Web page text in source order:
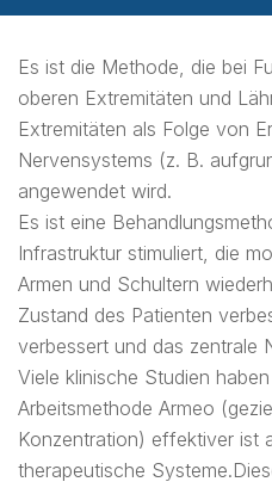
Es ist die Methode, die bei
oberen Extremitäten und
Extremitäten als Folge von
Nervensystems (z. B.
angewendet wird.
Es ist eine
Infrastruktur stimuliert, die
Armen und Schultern
Zustand des Patienten
verbessert und das zentrale
Viele klinische Studien
Arbeitsmethode Armeo
Konzentration) effektiver ist
therapeutische